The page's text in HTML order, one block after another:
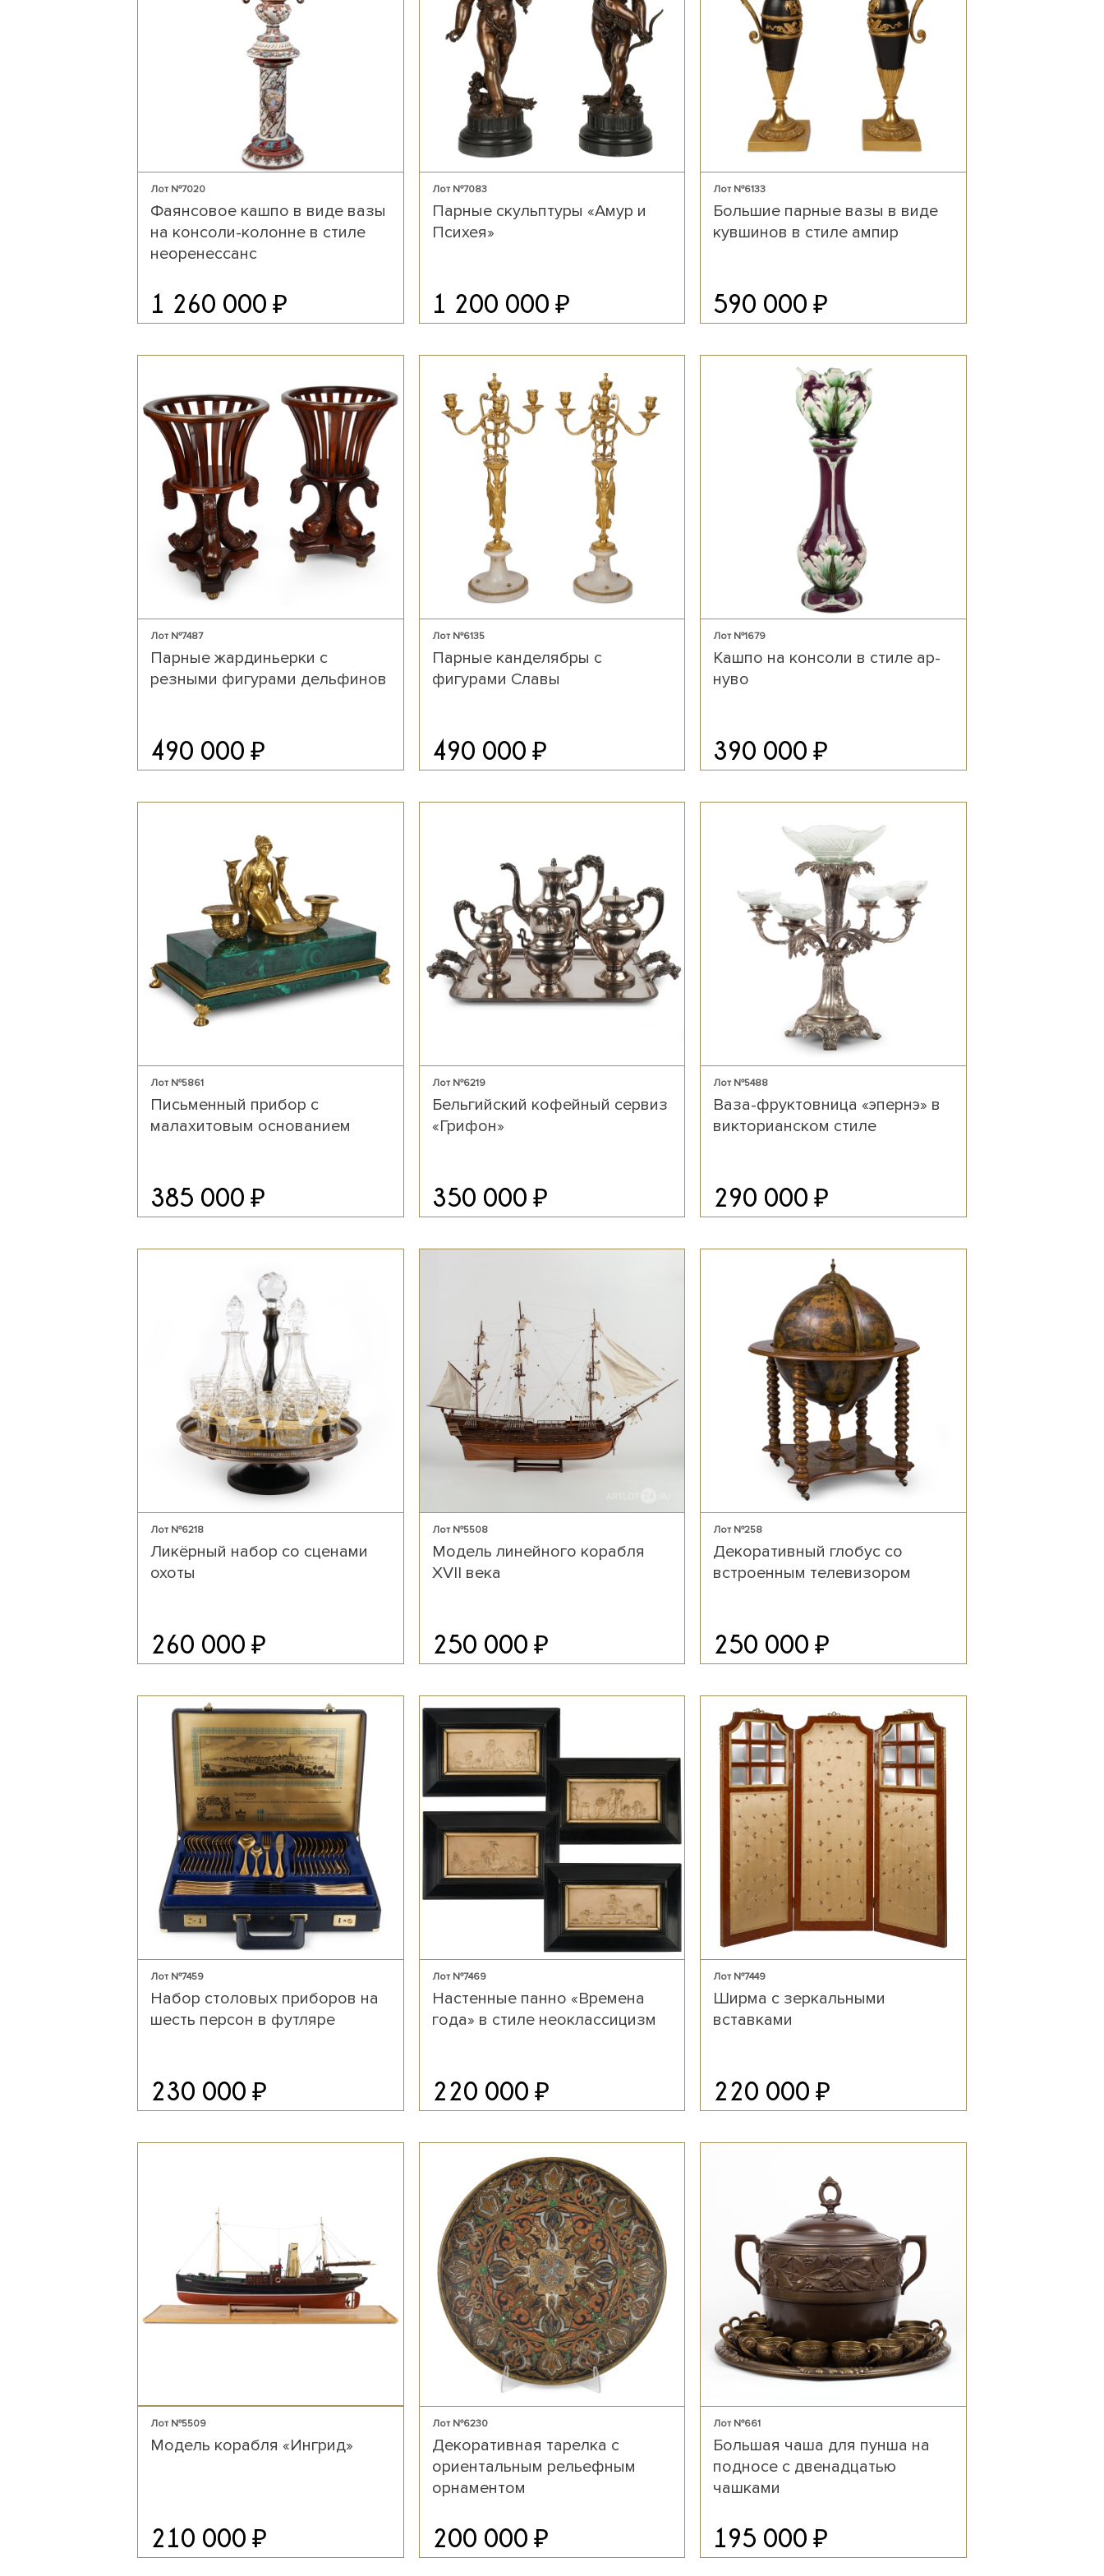
Лот №7020
Фаянсовое кашпо в виде вазы
на консоли-колонне в стиле
неоренессанс
1 260 000 ₽
Лот №7083
Парные скульптуры «Амур и
Психея»
1 200 000 ₽
Лот №6133
Большие парные вазы в виде
кувшинов в стиле ампир
590 000 ₽
Лот №7487
Парные жардиньерки с
резными фигурами дельфинов
490 000 ₽
Лот №6135
Парные канделябры с
фигурами Славы
490 000 ₽
Лот №1679
Кашпо на консоли в стиле ар-
нуво
390 000 ₽
Лот №5861
Письменный прибор с
малахитовым основанием
385 000 ₽
Лот №6219
Бельгийский кофейный сервиз
«Грифон»
350 000 ₽
Лот №5488
Ваза-фруктовница «эпернэ» в
викторианском стиле
290 000 ₽
Лот №6218
Ликёрный набор со сценами
охоты
260 000 ₽
Лот №5508
Модель линейного корабля
XVII века
250 000 ₽
Лот №258
Декоративный глобус со
встроенным телевизором
250 000 ₽
Лот №7459
Набор столовых приборов на
шесть персон в футляре
230 000 ₽
Лот №7469
Настенные панно «Времена
года» в стиле неоклассицизм
220 000 ₽
Лот №7449
Ширма с зеркальными
вставками
220 000 ₽
Лот №5509
Модель корабля «Ингрид»
210 000 ₽
Лот №6230
Декоративная тарелка с
ориентальным рельефным
орнаментом
200 000 ₽
Лот №661
Большая чаша для пунша на
подносе с двенадцатью
чашками
195 000 ₽